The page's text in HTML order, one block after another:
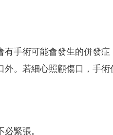
手術可能會發生的併發症
。若細心照顧傷口，手術
緊張。